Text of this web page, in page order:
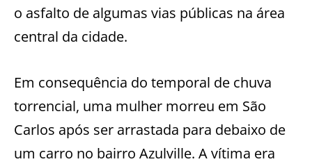
o asfalto de algumas vias públicas na área
central da cidade.
Em consequência do temporal de chuva
torrencial, uma mulher morreu em São
Carlos após ser arrastada para debaixo de
um carro no bairro Azulville. A vítima era